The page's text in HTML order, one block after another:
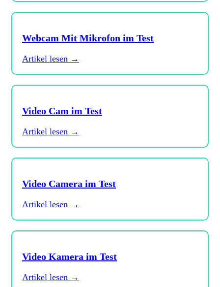
Webcam Mit Mikrofon im Test
Artikel lesen →
Video Cam im Test
Artikel lesen →
Video Camera im Test
Artikel lesen →
Video Kamera im Test
Artikel lesen →